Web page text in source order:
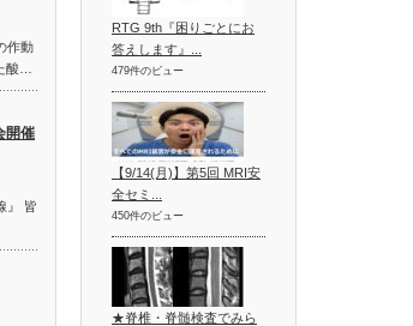
作動
酸…
開催
』 皆
RTG 9th『困りごとにお
答えします』...
479件のビュー
【9/14(月)】第5回 MRI安
全セミ...
450件のビュー
★脊椎・脊髄検査でみら